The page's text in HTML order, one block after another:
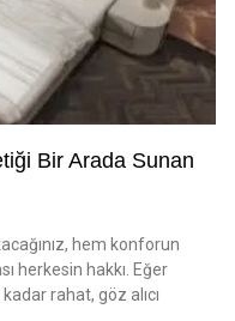
Bir Arada Sunan
hem konforun
herkesin hakkı. Eğer
rahat, göz alıcı